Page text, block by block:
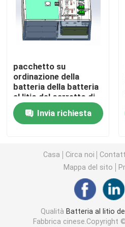
Batteria del trattore del litio
Escavatore Battery
Batteria al litio del carretto
Batteria al litio della
Batteria della fresa
Batteria al litio del
pacchetto su
ordinazione della
batteria della batteria
al litio del carretto di
golf 83.2v300ah
Invia richiesta
Casa Circa noi
Mappa del sito
Qualità Batteria al litio
Fabbrica cinese.Copyright